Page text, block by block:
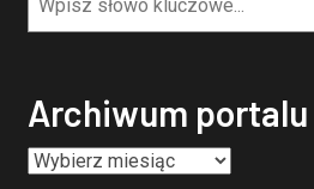
Archiwum portalu